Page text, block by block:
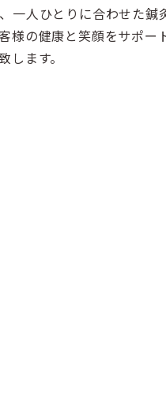
一人ひとりに合わせた鍼
様の健康と笑顔をサポー
ます。